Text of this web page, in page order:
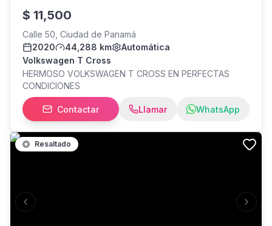
Saeed Motors is your best option. We count with a great
inventory of cars
$ 11,500
Calle 50, Ciudad de Panamá
2020
44,288 km
Automática
Volkswagen T Cross
HERMOSO VOLKSWAGEN T CROSS EN PERFECTAS
CONDICIONES
Contactar Llamar WhatsApp
Previous slide Next
Resaltado